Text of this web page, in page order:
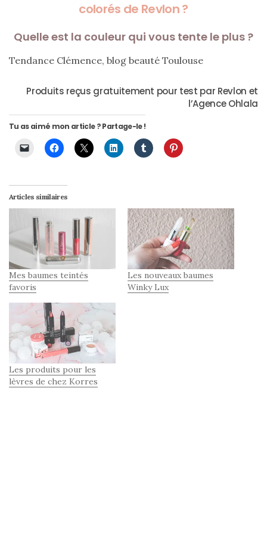
colorés de Revlon ?
Quelle est la couleur qui vous tente le plus ?
Tendance Clémence, blog beauté Toulouse
Produits reçus gratuitement pour test par Revlon et
l’Agence Ohlala
Tu as aimé mon article ? Partage-le !
Articles similaires
Mes baumes teintés
favoris
Les nouveaux baumes
Winky Lux
Les produits pour les
lèvres de chez Korres